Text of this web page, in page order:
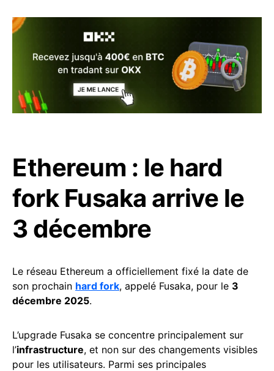
Ethereum : le hard
fork Fusaka arrive le
3 décembre
Le réseau Ethereum a officiellement fixé la date de
son prochain hard fork, appelé Fusaka, pour le 3
décembre 2025.
L’upgrade Fusaka se concentre principalement sur
l’infrastructure, et non sur des changements visibles
pour les utilisateurs. Parmi ses principales